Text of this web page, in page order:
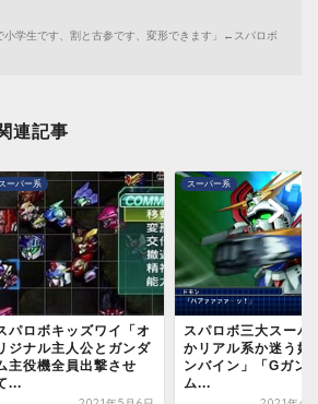
小学生です、割と古参です、変形できます」←スパロボ
連記事
スーパー系
パロボキッズワイ「オ
ジナル主人公とガンダ
主役機全員出撃させ
...
スーパー系
スパロボ三大スーパ
かリアル系か迷う奴
ンバイン」「Gガン
ム...